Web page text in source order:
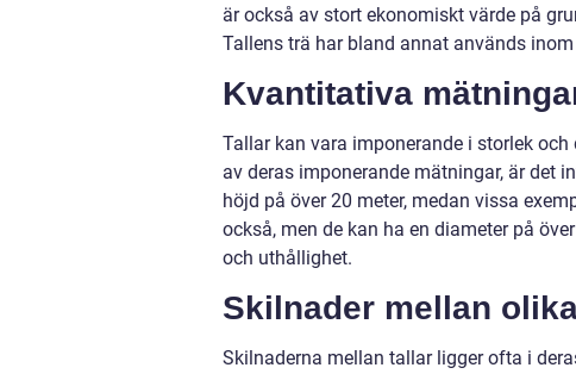
är också av stort ekonomiskt värde på
Tallens trä har bland annat används
Kvantitativa
Tallar kan vara imponerande i storlek
av deras imponerande mätningar, är det
höjd på över 20 meter, medan vissa
också, men de kan ha en diameter på
och uthållighet.
Skilnader mellan
Skilnaderna mellan tallar ligger ofta i